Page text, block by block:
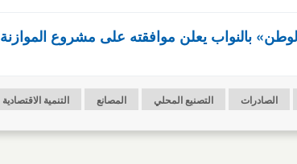
بالنواب يعلن موافقته على مشروع الموازنة
الصادرات التصنيع المحلي المصانع التنمية الاقتصادية